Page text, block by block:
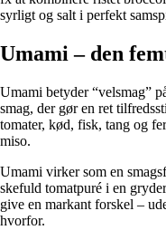
syrligt og salt i perfekt
Umami – den
Umami betyder “velsmag”
smag, der gør en ret
tomater, kød, fisk, tang og
miso.
Umami virker som en
skefuld tomatpuré i en
give en markant forskel –
hvorfor.